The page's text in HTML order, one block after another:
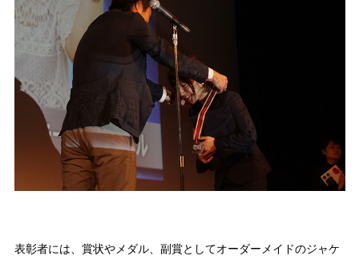
表彰者には、賞状やメダル、副賞としてオーダーメイドのジャケ